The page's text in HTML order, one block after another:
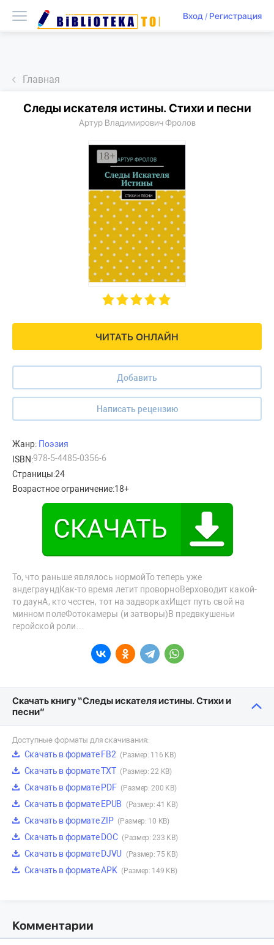
Вход/ Регистрация
Главная
ЧИТАТЬ ОНЛАЙН
Добавить
Написать рецензию
Следы искателя истины. Стихи и песни
Артур Владимирович Фролов
Жанр: Поэзия
ISBN:978-5-4485-0356-6
Страницы:24
Возрастное ограничение:18+
То, что раньше являлось нормойТо теперь уже
андеграундКак-то время летит проворноВерховодит какой-
то даунА, кто честен, тот на задворкахИщет путь свой на
минном полеФотокамеры (и затворы)В предвкушеньи
геройской роли…
Скачать книгу “Следы искателя истины. Стихи и
песни”
Доступные форматы для скачивания:
Скачать в формате FB2 (Размер: 116 KB)
Скачать в формате TXT (Размер: 22 KB)
Скачать в формате PDF (Размер: 200 KB)
Скачать в формате EPUB (Размер: 41 KB)
Скачать в формате ZIP (Размер: 10 KB)
Скачать в формате DOC (Размер: 233 KB)
Скачать в формате DJVU (Размер: 75 KB)
Скачать в формате APK (Размер: 149 KB)
Комментарии